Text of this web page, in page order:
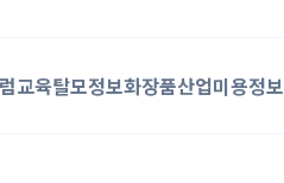
교육탈모정보화장품산업미용정보